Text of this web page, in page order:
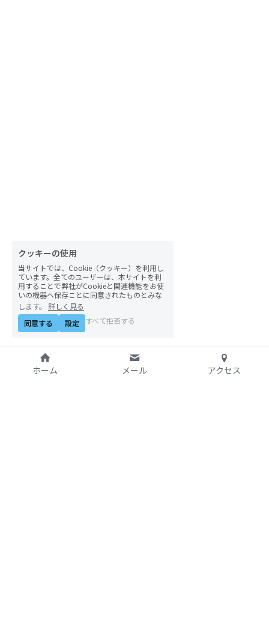
ホーム メール アクセス
クッキーの使用
当サイトでは、Cookie（クッキー）を利用し
ています。全てのユーザーは、本サイトを利
用することで弊社がCookieと関連機能をお使
いの機器へ保存ことに同意されたものとみな
します。
詳しく見る
同意する
設定 すべて拒否する